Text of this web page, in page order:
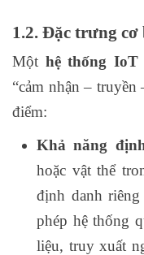
1.2. Đặc trưng cơ
Một hệ thống IoT
“cảm nhận –
điểm:
Khả năng
hoặc vật thể
định danh
phép hệ thống
liệu, truy xuất